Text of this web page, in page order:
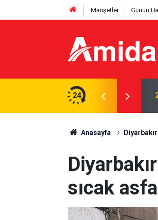
Manşetler Günün
24
kullanışlı aletiniz değil'
Anasayfa Diyarbakır
sıcak